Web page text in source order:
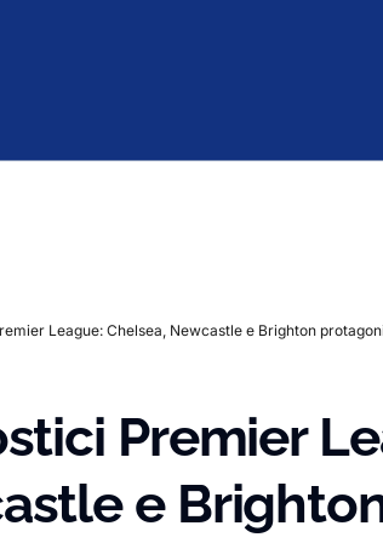
League: Chelsea, Newcastle e Brighton
Premier
e